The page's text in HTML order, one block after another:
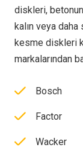
diskleri,
kalın veya
kesme diskleri
markalarından
Bosch
Factor
Wacker